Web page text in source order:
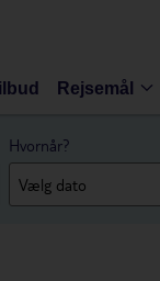
Rejsemål
Hvornår?